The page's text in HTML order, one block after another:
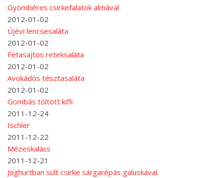
Gyömbéres csirkefalatok almával
2012-01-02
Újévi lencsesaláta
2012-01-02
Fetasajtos reteksaláta
2012-01-02
Avokádós tésztasaláta
2012-01-02
Gombás töltött kifli
2011-12-24
Ischler
2011-12-22
Mézeskalács
2011-12-21
Joghurtban sült csirke sárgarépás galuskával